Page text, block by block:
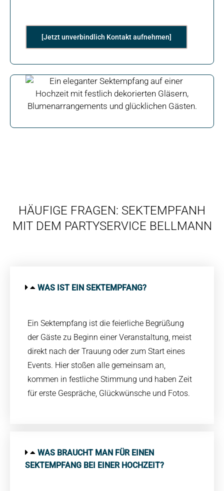
[Jetzt unverbindlich Kontakt aufnehmen]
HÄUFIGE FRAGEN: SEKTEMPFANH
MIT DEM PARTYSERVICE BELLMANN
WAS IST EIN SEKTEMPFANG?
Ein Sektempfang ist die feierliche Begrüßung
der Gäste zu Beginn einer Veranstaltung, meist
direkt nach der Trauung oder zum Start eines
Events. Hier stoßen alle gemeinsam an,
kommen in festliche Stimmung und haben Zeit
für erste Gespräche, Glückwünsche und Fotos.
WAS BRAUCHT MAN FÜR EINEN
SEKTEMPFANG BEI EINER HOCHZEIT?